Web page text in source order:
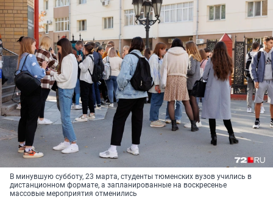
В минувшую субботу, 23 марта, студенты тюменских вузов учились в
дистанционном формате, а запланированные на воскресенье
массовые мероприятия отменились